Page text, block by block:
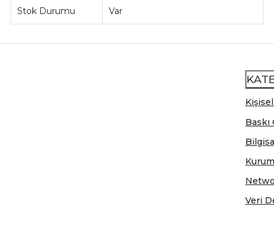
Stok Durumu Var
Veri